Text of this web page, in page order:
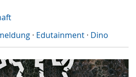
· Edutainment · Dino